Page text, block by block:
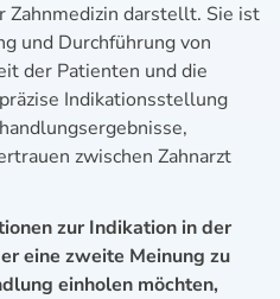
Zahnmedizin darstellt. Sie ist
und Durchführung von
der Patienten und die
Indikationsstellung
zwischen Zahnarzt
zur Indikation in der
eine zweite Meinung zu
einholen möchten,